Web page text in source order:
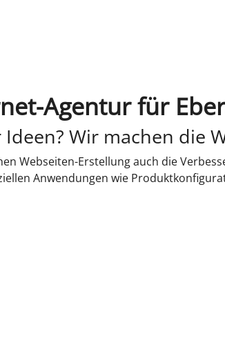
Agentur für
Wir machen die
Webseiten-Erstellung auch die
Anwendungen wie